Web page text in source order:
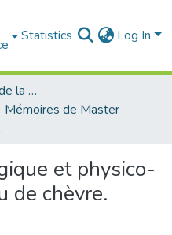
Statistics Log In
Faculté des sciences de la nature et de la vie
Mémoires de Master
de chèvre.
et physico-
de chèvre.